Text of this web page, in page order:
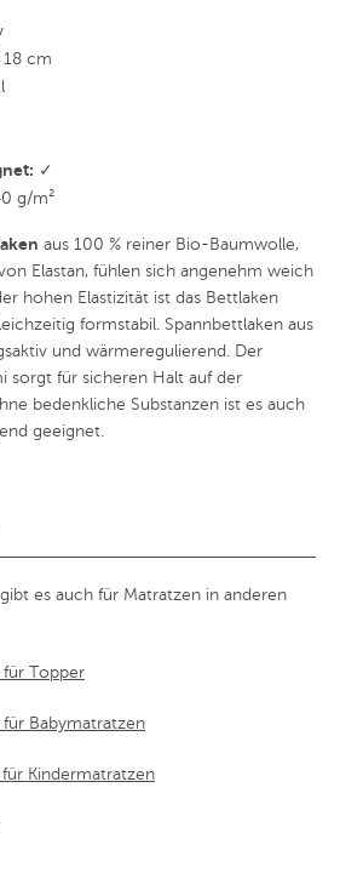
18 cm
✓
g/m²
aus 100 % reiner Bio-Baumwolle,
Elastan, fühlen sich angenehm weich
hohen Elastizität ist das Bettlaken
formstabil. Spannbettlaken aus
und wärmeregulierend. Der
sorgt für sicheren Halt auf der
bedenkliche Substanzen ist es auch
geeignet.
es auch für Matratzen in anderen
Topper
Babymatratzen
Kindermatratzen